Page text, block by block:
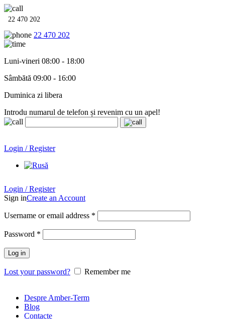
22 470 202
22 470 202
Luni-vineri 08:00 - 18:00
Sâmbătă 09:00 - 16:00
Duminica zi libera
Introdu numarul de telefon și revenim cu un apel!
Login / Register
Login / Register
Sign inCreate an Account
Username or email address *
Password *
Log in
Lost your password? Remember me
Despre Amber-Term
Blog
Contacte